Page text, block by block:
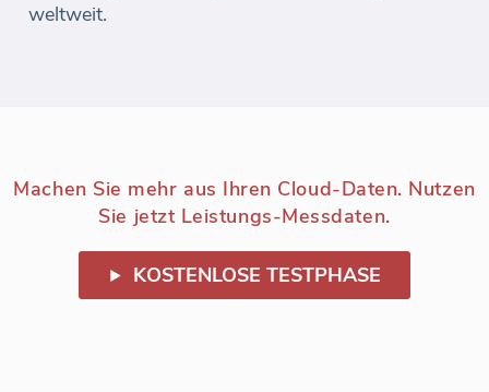
weltweit.
Machen Sie mehr aus Ihren Cloud-Daten. Nutzen
Sie jetzt Leistungs-Messdaten.
KOSTENLOSE TESTPHASE